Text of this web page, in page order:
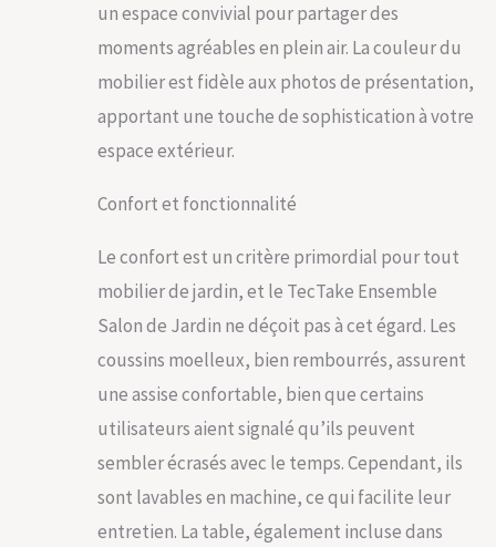
DESIGN INNOVANT:
Notre salon de
terrasse, conçu pour
s'adapter à tous les
espaces, du
flexibilité et style. La
tressée résistante
aux UV garantit
robustesse et
élégance. Composez
votre ensemble
meuble salon selon
vos envies, en
combinant fauteuils,
chaises de jardin et
table de jardin. Ce
salon polyvalent est
l'atout charme pour
vos réceptions en
un espace convivial pour partager des
moments agréables en plein air. La couleur du
mobilier est fidèle aux photos de présentation,
apportant une touche de sophistication à votre
espace extérieur.
Confort et fonctionnalité
Le confort est un critère primordial pour tout
mobilier de jardin, et le TecTake Ensemble
Salon de Jardin ne déçoit pas à cet égard. Les
coussins moelleux, bien rembourrés, assurent
une assise confortable, bien que certains
utilisateurs aient signalé qu’ils peuvent
sembler écrasés avec le temps. Cependant, ils
sont lavables en machine, ce qui facilite leur
entretien. La table, également incluse dans